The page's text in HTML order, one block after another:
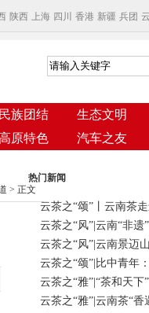
陕西 上海 四川 香港 新疆 兵团
民族团结 生态文明
原特色 汽车之友
> 正文
热门新闻
云茶之“颂”丨云南茶
云茶之“颂”|比中青年
云茶之“雅”|云南茶“香